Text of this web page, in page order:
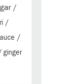
/
/
/
ginger